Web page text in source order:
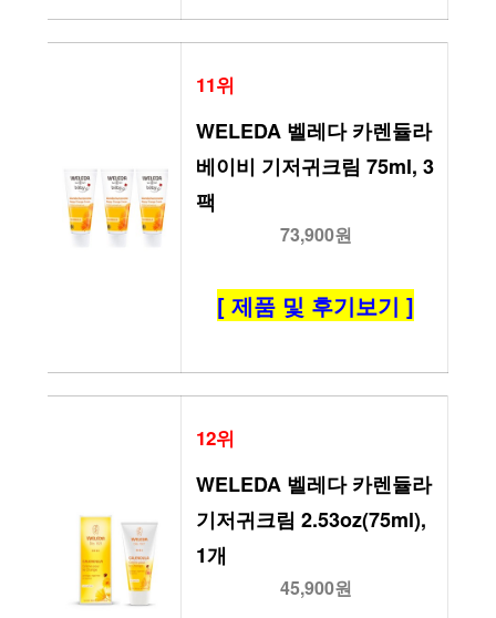
11위
WELEDA 벨레다 카렌듈라
베이비 기저귀크림 75ml, 3
팩
73,900원
[ 제품 및 후기보기 ]
12위
WELEDA 벨레다 카렌듈라
기저귀크림 2.53oz(75ml),
1개
45,900원